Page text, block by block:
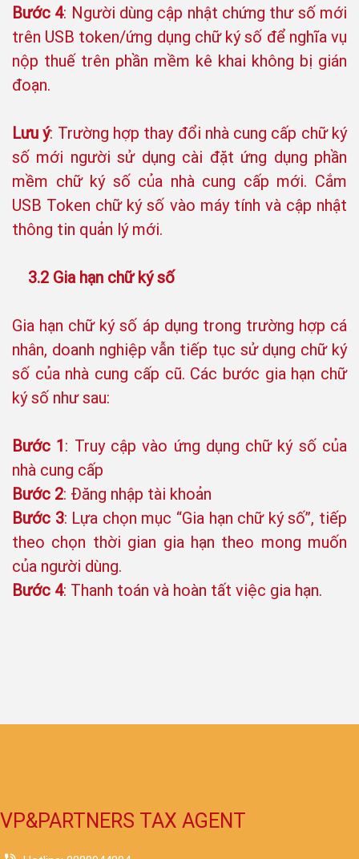
Bước 4: Người dùng cập nhật chứng thư số mới
trên USB token/ứng dụng chữ ký số để nghĩa vụ
nộp thuế trên phần mềm kê khai không bị gián
đoạn.
Lưu ý: Trường hợp thay đổi nhà cung cấp chữ ký
số mới người sử dụng cài đặt ứng dụng phần
mềm chữ ký số của nhà cung cấp mới. Cắm
USB Token chữ ký số vào máy tính và cập nhật
thông tin quản lý mới.
3.2 Gia hạn chữ ký số
Gia hạn chữ ký số áp dụng trong trường hợp cá
nhân, doanh nghiệp vẫn tiếp tục sử dụng chữ ký
số của nhà cung cấp cũ. Các bước gia hạn chữ
ký số như sau:
Bước 1: Truy cập vào ứng dụng chữ ký số của
nhà cung cấp
Bước 2: Đăng nhập tài khoản
Bước 3: Lựa chọn mục “Gia hạn chữ ký số”, tiếp
theo chọn thời gian gia hạn theo mong muốn
của người dùng.
Bước 4: Thanh toán và hoàn tất việc gia hạn.
VP&PARTNERS TAX AGENT